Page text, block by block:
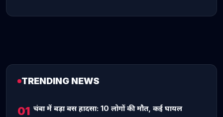
TRENDING NEWS
01 चंबा में बड़ा बस हादसा: 10 लोगों की मौत, कई घायल